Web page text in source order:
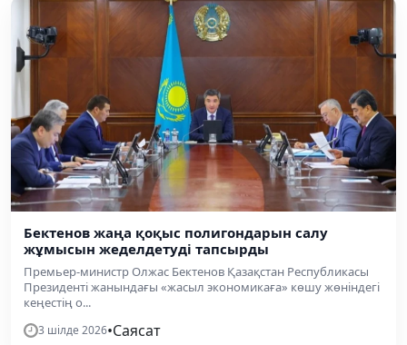
Бектенов жаңа қоқыс полигондарын салу
жұмысын жеделдетуді тапсырды
Премьер-министр Олжас Бектенов Қазақстан Республикасы
Президенті жанындағы «жасыл экономикаға» көшу жөніндегі
кеңестің о...
3 шілде 2026•Саясат